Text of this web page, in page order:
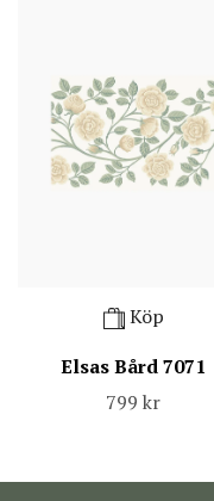
Köp
Elsas Bård 7071
799 kr